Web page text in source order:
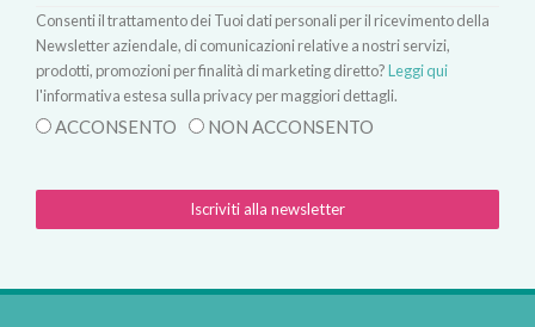
Consenti il trattamento dei Tuoi dati personali per il ricevimento della
Newsletter aziendale, di comunicazioni relative a nostri servizi,
prodotti, promozioni per finalità di marketing diretto?Leggi qui
l'informativa estesa sulla privacy per maggiori dettagli.
ACCONSENTO NON ACCONSENTO
Iscriviti alla newsletter